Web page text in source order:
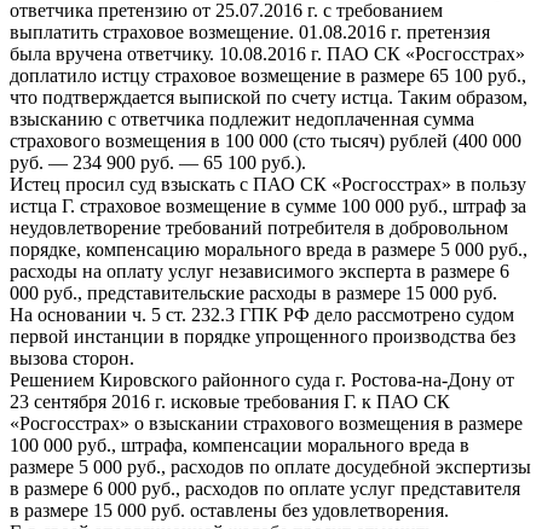
ответчика претензию от 25.07.2016 г. с требованием
выплатить страховое возмещение. 01.08.2016 г. претензия
была вручена ответчику. 10.08.2016 г. ПАО СК «Росгосстрах»
доплатило истцу страховое возмещение в размере 65 100 руб.,
что подтверждается выпиской по счету истца. Таким образом,
взысканию с ответчика подлежит недоплаченная сумма
страхового возмещения в 100 000 (сто тысяч) рублей (400 000
руб. — 234 900 руб. — 65 100 руб.).
Истец просил суд взыскать с ПАО СК «Росгосстрах» в пользу
истца Г. страховое возмещение в сумме 100 000 руб., штраф за
неудовлетворение требований потребителя в добровольном
порядке, компенсацию морального вреда в размере 5 000 руб.,
расходы на оплату услуг независимого эксперта в размере 6
000 руб., представительские расходы в размере 15 000 руб.
На основании ч. 5 ст. 232.3 ГПК РФ дело рассмотрено судом
первой инстанции в порядке упрощенного производства без
вызова сторон.
Решением Кировского районного суда г. Ростова-на-Дону от
23 сентября 2016 г. исковые требования Г. к ПАО СК
«Росгосстрах» о взыскании страхового возмещения в размере
100 000 руб., штрафа, компенсации морального вреда в
размере 5 000 руб., расходов по оплате досудебной экспертизы
в размере 6 000 руб., расходов по оплате услуг представителя
в размере 15 000 руб. оставлены без удовлетворения.